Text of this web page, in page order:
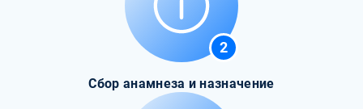
2
Сбор анамнеза и назначение